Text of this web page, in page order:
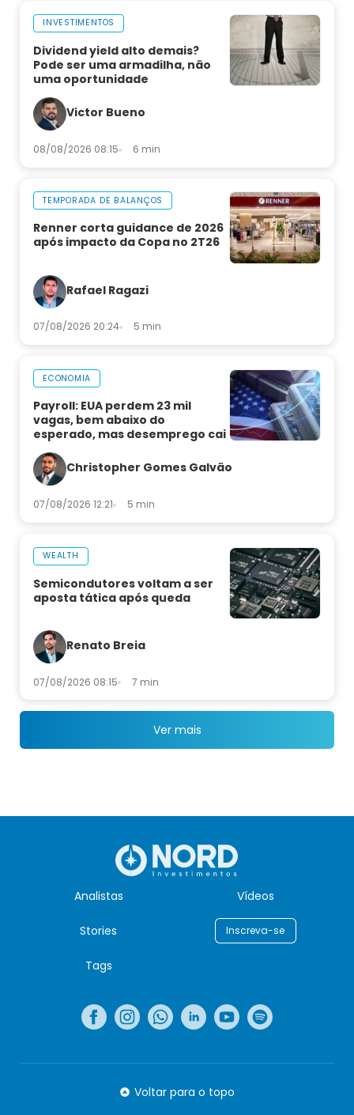
INVESTIMENTOS
Dividend yield alto demais?
Pode ser uma armadilha, não
uma oportunidade
Victor Bueno
08/08/2026 08:15 6 min
TEMPORADA DE BALANÇOS
Renner corta guidance de 2026
após impacto da Copa no 2T26
Rafael Ragazi
07/08/2026 20:24 5 min
ECONOMIA
Payroll: EUA perdem 23 mil
vagas, bem abaixo do
esperado, mas desemprego cai
Christopher Gomes Galvão
07/08/2026 12:21 5 min
WEALTH
Semicondutores voltam a ser
aposta tática após queda
Renato Breia
07/08/2026 08:15 7 min
Ver mais
Analistas Vídeos
Stories Inscreva-se
Tags
Voltar para o topo